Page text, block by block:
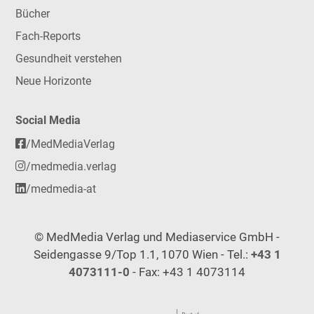
Bücher
Fach-Reports
Gesundheit verstehen
Neue Horizonte
Social Media
/MedMediaVerlag
/medmedia.verlag
/medmedia-at
© MedMedia Verlag und Mediaservice GmbH -
Seidengasse 9/Top 1.1, 1070 Wien - Tel.: +43 1
4073111-0 - Fax: +43 1 4073114